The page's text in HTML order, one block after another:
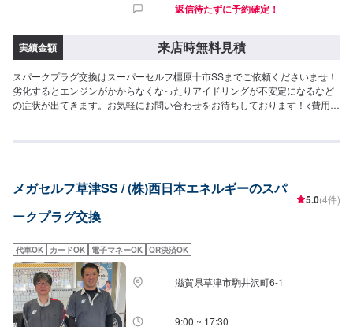
返信待たずに予約確定！
実績金額 来店時無料見積
スパークプラグ交換はスーパーセルフ橿原十市SSまでご依頼くださいませ！
劣化するとエンジンがかからなくなったりアイドリングが不安定になるなど
の症状が出てきます。お気軽にお問い合わせをお待ちしております！<費用目
メガセルフ草津SS / (株)西日本エネルギーのスパ
ークプラグ交換
5.0(4件)
代車OK カードOK 電子マネーOK QR決済OK
滋賀県草津市駒井沢町6-1
9:00 ~ 17:30